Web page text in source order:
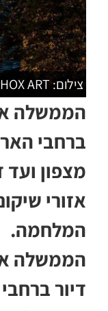
צילום: SHOX ART
ברחבי
מצפון
אזורי
המלחמה.
דיור